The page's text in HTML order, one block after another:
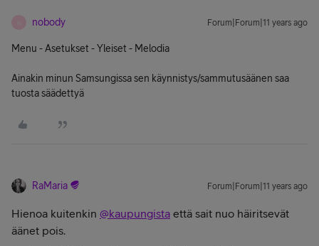
nobody Forum|Forum|11 years ago
Menu - Asetukset - Yleiset - Melodia
Ainakin minun Samsungissa sen käynnistys/sammutusäänen saa
tuosta säädettyä
RaMaria Forum|Forum|11 years ago
Hienoa kuitenkin @kaupungista että sait nuo häiritsevät
äänet pois.